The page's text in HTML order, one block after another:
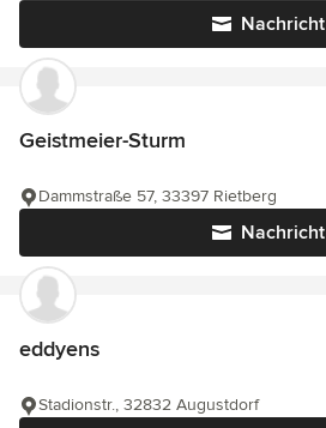
Nachricht
Geistmeier-Sturm
Nachricht
Dammstraße 57, 33397 Rietberg
eddyens
Stadionstr., 32832 Augustdorf